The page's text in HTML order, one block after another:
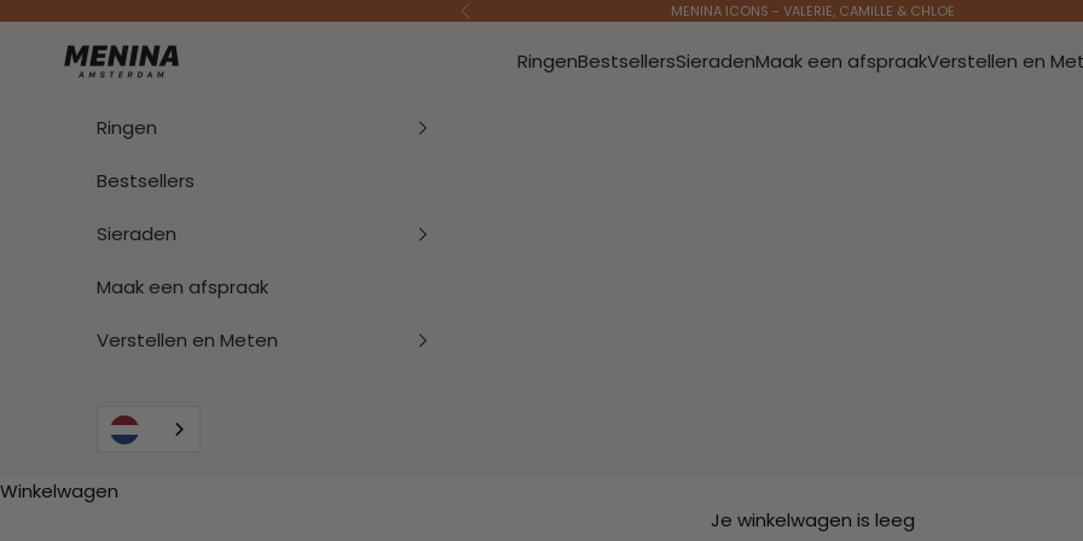
Vorige MENINA ICONS - VALERIE, CAMILLE & CHLOE
Menina Amsterdam RingenBestsellersSieradenMaak een afspraakVerstellen en
Ringen
Bestsellers
Sieraden
Maak een afspraak
Verstellen en Meten
Winkelwagen
Je winkelwagen is leeg